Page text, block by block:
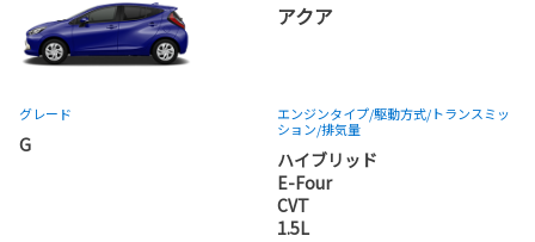
アクア
グレード
G
エンジンタイプ/駆動方式/トランスミッ
ション/排気量
ハイブリッド
E-Four
CVT
1.5L